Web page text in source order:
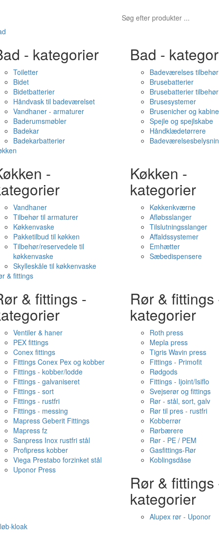
- kategorier
Toiletter
Bidet
Bidetbatterier
Håndvask til badeværelset
Vandhaner - armaturer
Baderumsmøbler
Badekar
Badekarbatterier
Bad -
Badeværelses tilbehør
Brusebatterier
Brusebatterier tilbehør
Brusesystemer
Brusenicher og
Spejle og spejlskabe
Håndklædetørrere
-
Vandhaner
Tilbehør til armaturer
Køkkenvaske
Pakketilbud til køkken
Tilbehør/reservedele til
køkkenvaske
Skylleskåle til køkkenvaske
Køkken -
kategorier
Køkkenkværne
Afløbsslanger
Tilslutningsslanger
Affaldssystemer
Emhætter
Sæbedispensere
& fittings
& fittings -
Ventiler & haner
PEX fittings
Conex fittings
Fittings Conex Pex og kobber
Fittings - kobber/lodde
Fittings - galvaniseret
Fittings - sort
Fittings - rustfri
Fittings - messing
Mapress Geberit Fittings
Mapress fz
Sanpress Inox rustfri stål
Profipress kobber
Viega Prestabo forzinket stål
Uponor Press
Rør & fittings
kategorier
Roth press
Mepla press
Tigris Wavin press
Fittings - Primofit
Rødgods
Fittings - Ijoint/Isiflo
Svejserør og fittings
Rør - stål, sort, galv
Rør til pres - rustfri
Kobberrør
Rørbærere
Rør - PE / PEM
Gasfittings-Rør
Koblingsdåse
Rør & fittings
kategorier
Alupex rør - Uponor